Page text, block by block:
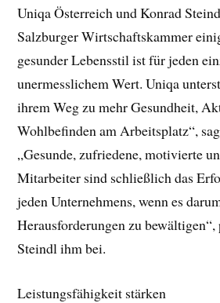
Uniqa Österreich und Konrad
Salzburger Wirtschaftskammer
gesunder Lebensstil ist für jeden
unermesslichem Wert. Uniqa
ihrem Weg zu mehr Gesundheit,
Wohlbefinden am Arbeitsplatz“,
„Gesunde, zufriedene, motivierte
Mitarbeiter sind schließlich das
jeden Unternehmens, wenn es
Herausforderungen zu
Steindl ihm bei.
Leistungsfähigkeit stärken